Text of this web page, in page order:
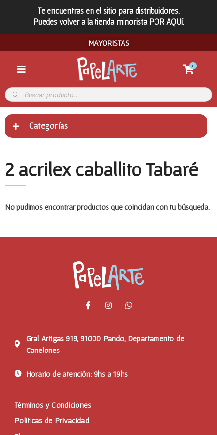
Te encuentras en el sitio para distribuidores.
Puedes volver a la tienda minorista POR AQUí.
MAYORISTAS
0
Categorías
2 acrilex caballito Tabaré
No pudimos encontrar productos que coincidan con tu búsqueda.
Gral Artigas 919, 91000 Pando, Departamento de
Canelones
Horario de atención: 9hs a 19hs
Términos y Condiciones
Políticas de Privacidad